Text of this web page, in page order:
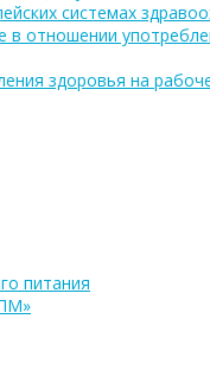
системах
в отношении
здоровья на
питания